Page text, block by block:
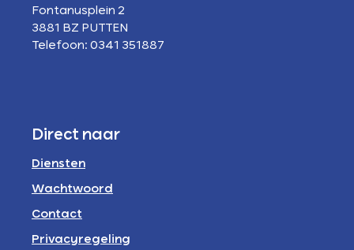
Fontanusplein 2
3881 BZ PUTTEN
Telefoon: 0341 351887
Direct naar
Diensten
Wachtwoord
Contact
Privacyregeling